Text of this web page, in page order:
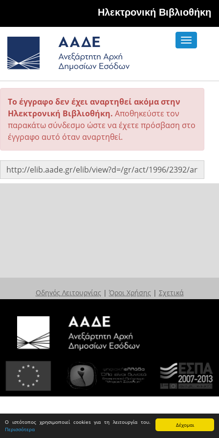
Δέχομαι
Ο ιστότοπος χρησιμοποιεί cookies για τη λειτουργία του.
Περισσότερα
Hλεκτρονική Βιβλιοθήκη
Toggle
Το έγγραφο δεν έχει αναρτηθεί ακόμα στην
Ηλεκτρονική Βιβλιοθήκη. Αποθηκεύστε τον
παρακάτω σύνδεσμο ώστε να έχετε πρόσβαση στο
έγγραφο αυτό όταν αναρτηθεί.
Οδηγός Λειτουργίας | Όροι Χρήσης | Σχετικά